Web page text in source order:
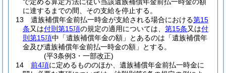
に達するまでの間、その支給を停止する。
13
遺族補償年金前払一時金が支給される場合における第15
条又は付則第15項の規定の適用については、 第15条又は付
則第15項中「遺族補償年金の額」とあるのは「遺族補償年
金及び遺族補償年金前払一時金の額」とする。
(平3条例3・一部改正)
14
前4項に定めるもののほか、遺族補償年金前払一時金に